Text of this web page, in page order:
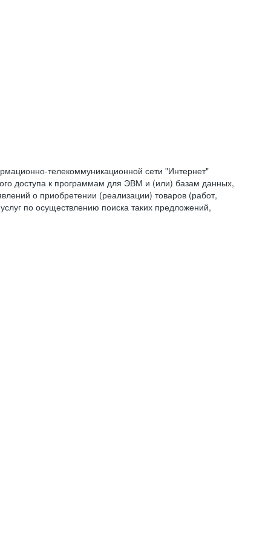
телекоммуникационной сети "Интернет"
доступа к программам для ЭВМ и (или) базам данных,
о приобретении (реализации) товаров (работ,
по осуществлению поиска таких предложений,